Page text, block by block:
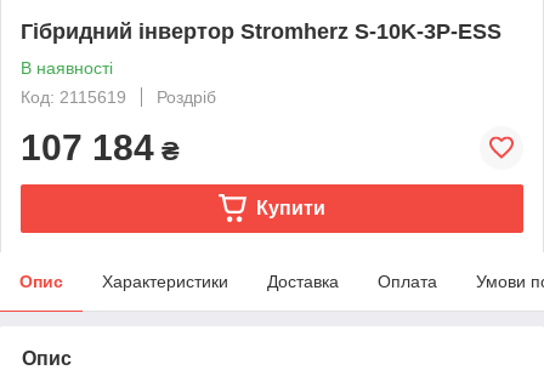
Гібридний інвертор Stromherz S-10K-3Р-ESS
В наявності
Код: 2115619
Роздріб
107 184 ₴
Купити
Опис Характеристики Доставка Оплата Умови
Опис